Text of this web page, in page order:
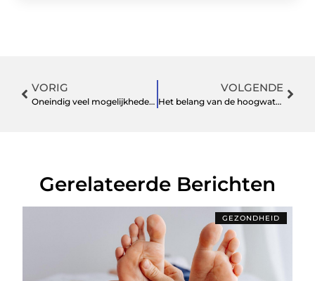
VORIG
Oneindig veel mogelijkheden met kunststof roosters
VOLGENDE
Het belang van de hoogwaterlijn in zwembaden
Gerelateerde Berichten
GEZONDHEID